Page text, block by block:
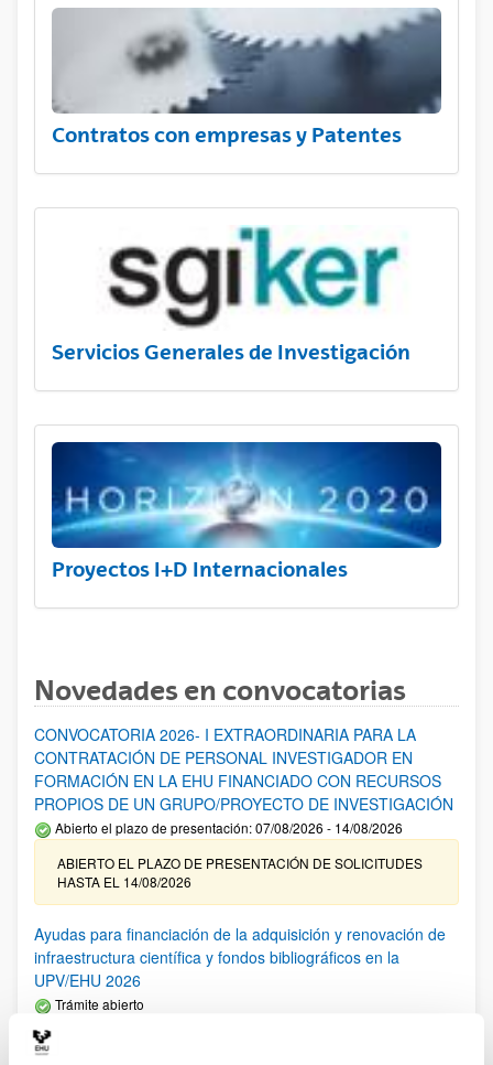
Contratos con empresas y Patentes
Servicios Generales de Investigación
Proyectos I+D Internacionales
Novedades en convocatorias
CONVOCATORIA 2026- I EXTRAORDINARIA PARA LA
CONTRATACIÓN DE PERSONAL INVESTIGADOR EN
FORMACIÓN EN LA EHU FINANCIADO CON RECURSOS
PROPIOS DE UN GRUPO/PROYECTO DE INVESTIGACIÓN
Abierto el plazo de presentación: 07/08/2026 - 14/08/2026
ABIERTO EL PLAZO DE PRESENTACIÓN DE SOLICITUDES
HASTA EL 14/08/2026
Ayudas para financiación de la adquisición y renovación de
infraestructura científica y fondos bibliográficos en la
UPV/EHU 2026
Trámite abierto